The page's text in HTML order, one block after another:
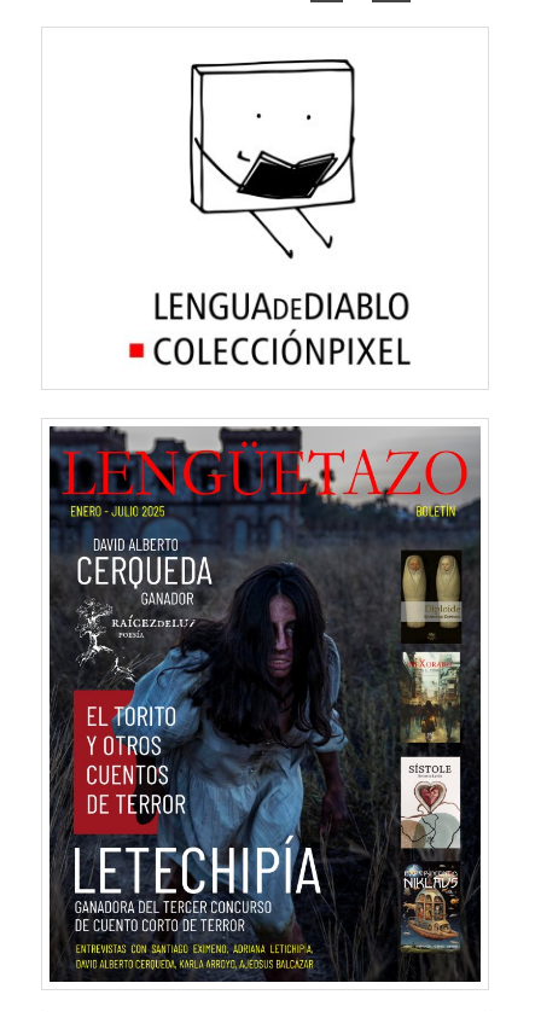
entradas